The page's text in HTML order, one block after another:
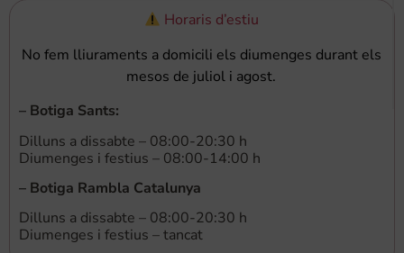
Horaris d’estiu
No fem lliuraments a domicili els diumenges durant els
mesos de juliol i agost.
– Botiga Sants:
Dilluns a dissabte – 08:00-20:30 h
Diumenges i festius – 08:00-14:00 h
– Botiga Rambla Catalunya
Dilluns a dissabte – 08:00-20:30 h
Diumenges i festius – tancat